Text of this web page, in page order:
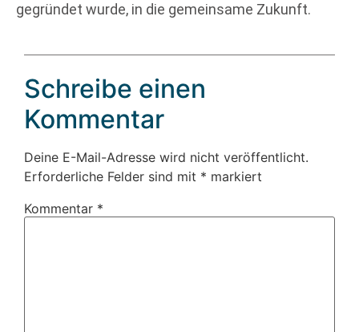
gegründet wurde, in die gemeinsame Zukunft.
Schreibe einen
Kommentar
Deine E-Mail-Adresse wird nicht veröffentlicht.
Erforderliche Felder sind mit * markiert
Kommentar *